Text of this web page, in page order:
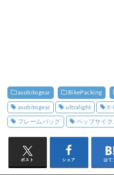
asobitogear BikePacking
asobitogear ultralight X-
フレームバッグ ペップサイ
ポスト シェア はて